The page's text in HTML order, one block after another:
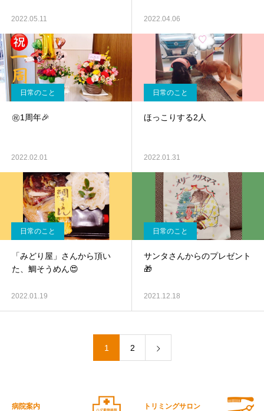
2022.05.11 2022.04.06
日常のこと
㊗️1周年🎉
2022.02.01
日常のこと
ほっこりする2人
2022.01.31
日常のこと
「みどり屋」さんから頂い
た、鯛そうめん😍
2022.01.19
日常のこと
サンタさんからのプレゼント
🎁
2021.12.18
1 2
病院案内 トリミングサロン